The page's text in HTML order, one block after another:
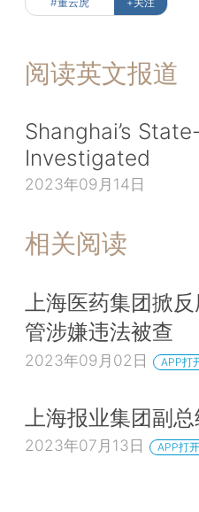
阅读英文报道
Shanghai’s
Investigated
2023年09月14日
相关阅读
上海医药集团掀
管涉嫌违法被查
2023年09月02日 APP打
上海报业集团副
2023年07月13日 APP打开